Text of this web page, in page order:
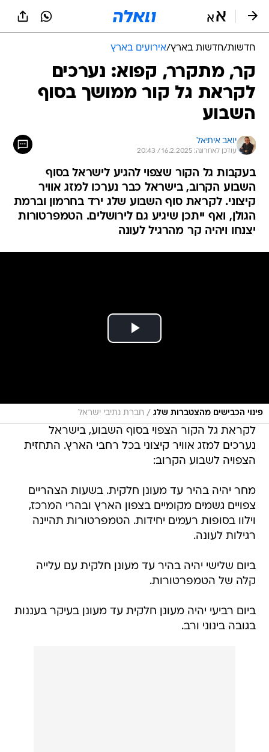
חדשות/חדשות בארץ/אירועים בארץ
קר, מתקרר, קפוא: נערכים
לקראת גל קור ממושך בסוף
השבוע
יואב איתיאל
עודכן לאחרונה: 16.2.2025 / 20:43
בעקבות גל הקור שצפוי להגיע לישראל בסוף
השבוע הקרוב, בישראל כבר נערכו למזג אוויר
קיצוני. לקראת סוף השבוע שלג ירד בחרמון וברמת
הגולן, ואף ייתכן שיגיע גם לירושלים. הטמפרטורות
יצנחו ויהיה קר מהרגיל לעונה
פינוי הכבישים מהצטברות שלג / חברת נתיבי ישראל
לקראת גל הקור הצפוי בסוף השבוע, בישראל
נערכים למזג אוויר קיצוני בכל רחבי הארץ. התחזית
הצפויה לשבוע הקרוב:
מחר יהיה בהיר עד מעונן חלקית. בשעות הצהריים
צפויים גשמים מקומיים בצפון הארץ ובהרי המרכז,
וילוו בסופות רעמים יחידות. הטמפרטורות תהיינה
רגילות לעונה.
ביום שלישי יהיה בהיר עד מעונן חלקית עם עלייה
קלה של הטמפרטורות.
ביום רביעי יהיה מעונן חלקית עד מעונן בעיקר בעננות
בגובה בינוני ורב.